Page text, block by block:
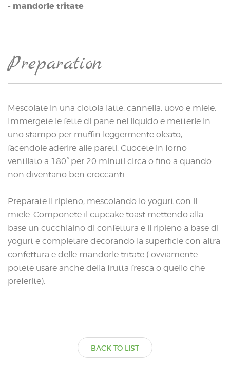
- mandorle tritate
Preparation
Mescolate in una ciotola latte, cannella, uovo e miele.
Immergete le fette di pane nel liquido e metterle in
uno stampo per muffin leggermente oleato,
facendole aderire alle pareti. Cuocete in forno
ventilato a 180° per 20 minuti circa o fino a quando
non diventano ben croccanti.
Preparate il ripieno, mescolando lo yogurt con il
miele. Componete il cupcake toast mettendo alla
base un cucchiaino di confettura e il ripieno a base di
yogurt e completare decorando la superficie con altra
confettura e delle mandorle tritate ( ovviamente
potete usare anche della frutta fresca o quello che
preferite).
BACK TO LIST